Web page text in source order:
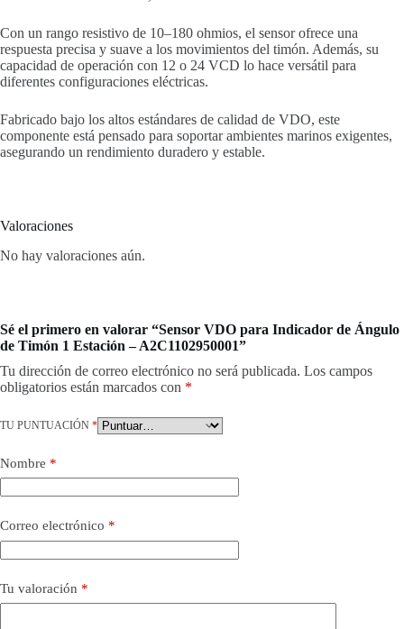
Con un rango resistivo de 10–180 ohmios, el sensor ofrece una
respuesta precisa y suave a los movimientos del timón. Además, su
capacidad de operación con 12 o 24 VCD lo hace versátil para
diferentes configuraciones eléctricas.
Fabricado bajo los altos estándares de calidad de VDO, este
componente está pensado para soportar ambientes marinos exigentes,
asegurando un rendimiento duradero y estable.
Valoraciones
No hay valoraciones aún.
Sé el primero en valorar “Sensor VDO para Indicador de Ángulo
de Timón 1 Estación – A2C1102950001”
Tu dirección de correo electrónico no será publicada. Los campos
obligatorios están marcados con *
TU PUNTUACIÓN *
Nombre *
Correo electrónico *
Tu valoración *